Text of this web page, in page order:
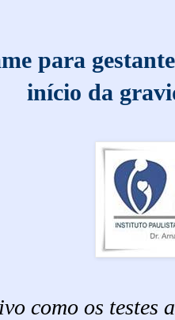
para
início da
como os testes